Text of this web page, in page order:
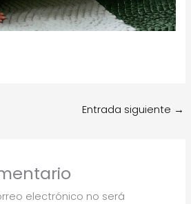
Entrada siguiente →
electrónico no será